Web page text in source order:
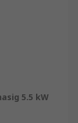
5.5 kW